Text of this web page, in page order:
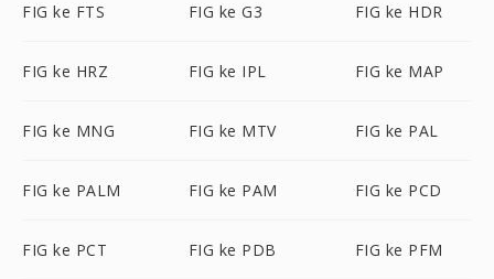
FIG ke FTS FIG ke G3 FIG ke HDR
FIG ke HRZ FIG ke IPL FIG ke MAP
FIG ke MNG FIG ke MTV FIG ke PAL
FIG ke PALM FIG ke PAM FIG ke PCD
FIG ke PCT FIG ke PDB FIG ke PFM